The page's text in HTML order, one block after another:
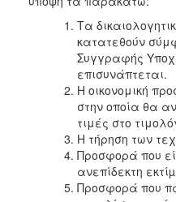
Τα
κατατεθούν
Συγγραφής
επισυνάπτεται.
Η οικονομική
στην οποία θα
τιμές στο
Η τήρηση των
Προσφορά που
ανεπίδεκτη
Προσφορά που